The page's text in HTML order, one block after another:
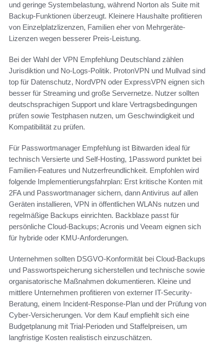
und geringe Systembelastung, während Norton als Suite mit
Backup-Funktionen überzeugt. Kleinere Haushalte profitieren
von Einzelplatzlizenzen, Familien eher von Mehrgeräte-
Lizenzen wegen besserer Preis-Leistung.
Bei der Wahl der VPN Empfehlung Deutschland zählen
Jurisdiktion und No-Logs-Politik. ProtonVPN und Mullvad sind
top für Datenschutz, NordVPN oder ExpressVPN eignen sich
besser für Streaming und große Servernetze. Nutzer sollten
deutschsprachigen Support und klare Vertragsbedingungen
prüfen sowie Testphasen nutzen, um Geschwindigkeit und
Kompatibilität zu prüfen.
Für Passwortmanager Empfehlung ist Bitwarden ideal für
technisch Versierte und Self-Hosting, 1Password punktet bei
Familien-Features und Nutzerfreundlichkeit. Empfohlen wird
folgende Implementierungsfahrplan: Erst kritische Konten mit
2FA und Passwortmanager sichern, dann Antivirus auf allen
Geräten installieren, VPN in öffentlichen WLANs nutzen und
regelmäßige Backups einrichten. Backblaze passt für
persönliche Cloud-Backups; Acronis und Veeam eignen sich
für hybride oder KMU-Anforderungen.
Unternehmen sollten DSGVO-Konformität bei Cloud-Backups
und Passwortspeicherung sicherstellen und technische sowie
organisatorische Maßnahmen dokumentieren. Kleine und
mittlere Unternehmen profitieren von externer IT-Security-
Beratung, einem Incident-Response-Plan und der Prüfung von
Cyber-Versicherungen. Vor dem Kauf empfiehlt sich eine
Budgetplanung mit Trial-Perioden und Staffelpreisen, um
langfristige Kosten realistisch einzuschätzen.